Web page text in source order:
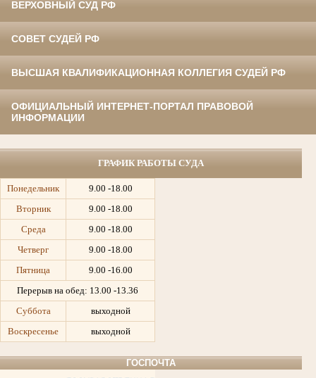
ВЕРХОВНЫЙ СУД РФ
СОВЕТ СУДЕЙ РФ
ВЫСШАЯ КВАЛИФИКАЦИОННАЯ КОЛЛЕГИЯ СУДЕЙ РФ
ОФИЦИАЛЬНЫЙ ИНТЕРНЕТ-ПОРТАЛ ПРАВОВОЙ
ИНФОРМАЦИИ
ГРАФИК РАБОТЫ СУДА
Понедельник
9.00 -18.00
Вторник
9.00 -18.00
Среда
9.00 -18.00
Четверг
9.00 -18.00
Пятница
9.00 -16.00
Перерыв на обед: 13.00 -13.36
Суббота
выходной
Воскресенье
выходной
ГОСПОЧТА